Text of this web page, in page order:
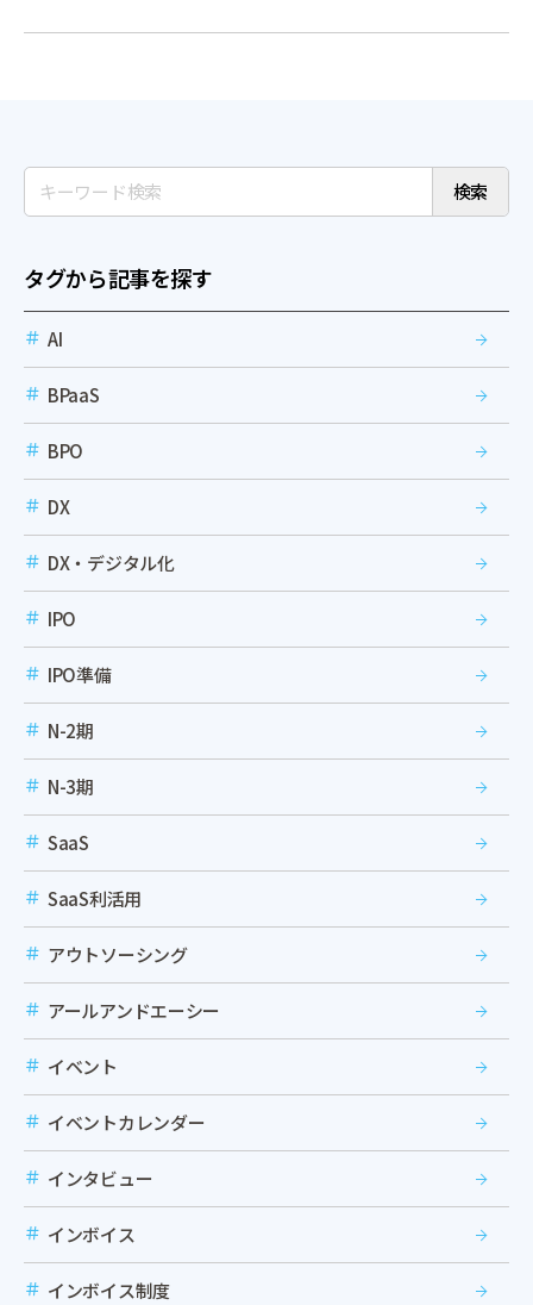
検索
タグから記事を探す
AI
BPaaS
BPO
DX
DX・デジタル化
IPO
IPO準備
N-2期
N-3期
SaaS
SaaS利活用
アウトソーシング
アールアンドエーシー
イベント
イベントカレンダー
インタビュー
インボイス
インボイス制度